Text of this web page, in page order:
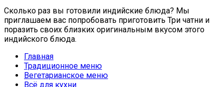
Сколько раз вы готовили индийские блюда? Мы
приглашаем вас попробовать приготовить Три чатни и
поразить своих близких оригинальным вкусом этого
индийского блюда.
Главная
Традиционное меню
Вегетарианское меню
Всё для кухни